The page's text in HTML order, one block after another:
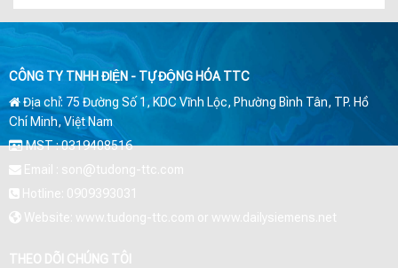
CÔNG TY TNHH ĐIỆN - TỰ ĐỘNG HÓA TTC
Địa chỉ: 75 Đường Số 1, KDC Vĩnh Lộc, Phường Bình Tân, TP. Hồ
Chí Minh, Việt Nam
MST : 0319408516
Email : son@tudong-ttc.com
Hotline: 0909393031
Website: www.tudong-ttc.com or www.dailysiemens.net
THEO DÕI CHÚNG TÔI